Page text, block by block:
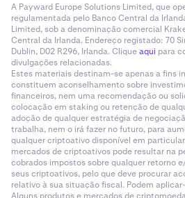
A Payward Europe Solutions Limited, que
regulamentada pelo Banco Central da
Limited, sob a denominação comercial
Central da Irlanda. Endereço registado: 70
Dublin, D02 R296, Irlanda. Cliqueaqui para
divulgações relacionadas.
Estes materiais destinam-se apenas a fins
constituem aconselhamento sobre
financeiros, nem uma recomendação ou
colocação em staking ou retenção de
adoção de qualquer estratégia de
trabalha, nem o irá fazer no futuro, para
qualquer criptoativo disponível em
mercados de criptoativos pode resultar na
cobrados impostos sobre qualquer retorno
seus criptoativos, pelo que deve procurar
relativo à sua situação fiscal. Podem